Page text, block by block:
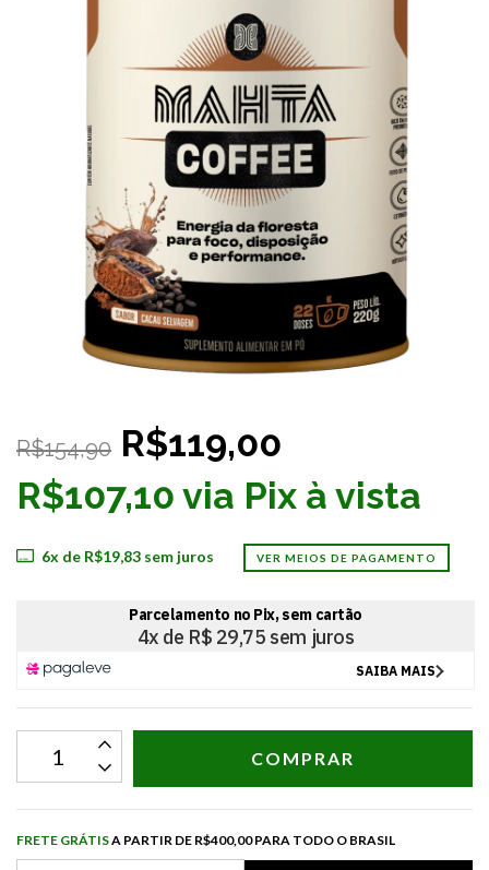
R$154,90 R$119,00
R$107,10 via Pix à vista
6x de R$19,83sem juros VER MEIOS DE PAGAMENTO
Frete grátis R$400,00 para todo o Brasil
FRETE GRÁTISA PARTIR DE R$400,00 PARA TODO O BRASIL